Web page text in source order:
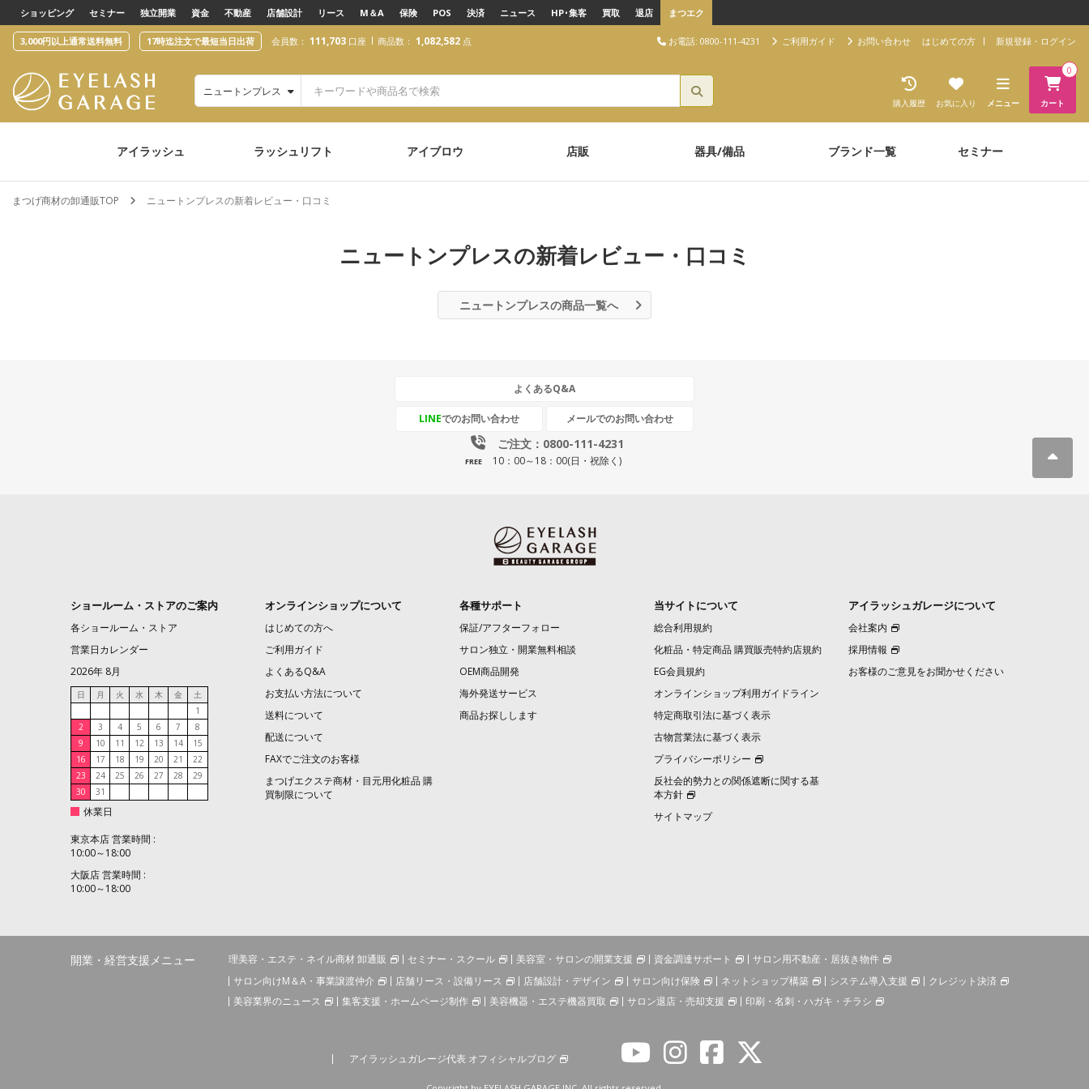
text.skipToContent
text.skipToNavigation
ショッピング セミナー 独立開業 資金 不動産 店舗設計 リース M＆A 保険 POS 決済 ニュース HP･集客 買取 退店 まつエク
3,000円以上通常送料無料 17時迄注文で最短当日出荷 会員数： 111,703 口座 商品数： 1,082,582 点 お電話: 0800-111-4231 ご利用ガイド お問い合わせ はじめての方 新規登録・ログイン
カート
0
メニュー
お気に入り
購入履歴
ニュートンプレス
アイラッシュ ラッシュリフト アイブロウ 店販 器具/備品 ブランド一覧 セミナー
まつげ商材の卸通販TOP ニュートンプレスの新着レビュー・口コミ
ニュートンプレスの新着レビュー・口コミ
ニュートンプレスの商品一覧へ
よくあるQ&A
LINEでのお問い合わせ メールでのお問い合わせ
ご注文：0800-111-4231
FREE 10：00～18：00(日・祝除く)
ショールーム・ストアのご案内
各ショールーム・ストア
営業日カレンダー
2026年 8月
日 月 火 水 木 金
土
1
2
3 4 5 6 7
8
9
10 11 12 13 14
15
16
17 18 19 20 21
22
23
24 25 26 27 28
29
30
31
休業日
東京本店 営業時間 :
10:00～18:00
大阪店 営業時間 :
10:00～18:00
オンラインショップについて
はじめての方へ
ご利用ガイド
よくあるQ&A
お支払い方法について
送料について
配送について
FAXでご注文のお客様
まつげエクステ商材・目元用化粧品 購
買制限について
各種サポート
保証/アフターフォロー
サロン独立・開業無料相談
OEM商品開発
海外発送サービス
商品お探しします
当サイトについて
総合利用規約
化粧品・特定商品 購買販売特約店規約
EG会員規約
オンラインショップ利用ガイドライン
特定商取引法に基づく表示
古物営業法に基づく表示
プライバシーポリシー
反社会的勢力との関係遮断に関する基
本方針
サイトマップ
アイラッシュガレージについて
会社案内
採用情報
お客様のご意見をお聞かせください
開業・経営支援メニュー 理美容・エステ・ネイル商材 卸通販 セミナー・スクール 美容室・サロンの開業支援 資金調達サポート
サロン用不動産・居抜き物件
サロン向けM＆A・事業譲渡仲介
店舗リース・設備リース 店舗設計・デザイン サロン向け保険 ネットショップ構築 システム導入支援
クレジット決済
美容業界のニュース
集客支援・ホームページ制作 美容機器・エステ機器買取 サロン退店・売却支援 印刷・名刺・ハガキ・チラシ
アイラッシュガレージ代表 オフィシャルブログ